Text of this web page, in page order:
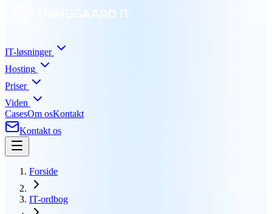
IT-løsninger
Hosting
Priser
Viden
CasesOm osKontakt
Kontakt os
Forside
IT-ordbog